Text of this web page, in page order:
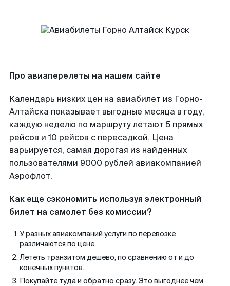
Про авиаперелеты на нашем сайте
Календарь низких цен на авиабилет из Горно-
Алтайска показывает выгодные месяца в году,
каждую неделю по маршруту летают 5 прямых
рейсов и 10 рейсов с пересадкой. Цена
варьируется, самая дорогая из найденных
пользователями 9000 рублей авиакомпанией
Аэрофлот.
Как еще сэкономить используя электронный
билет на самолет без комиссии?
У разных авиакомпаний услуги по перевозке
различаются по цене.
Лететь транзитом дешево, по сравнению от и до
конечных пунктов.
Покупайте туда и обратно сразу. Это выгоднее чем